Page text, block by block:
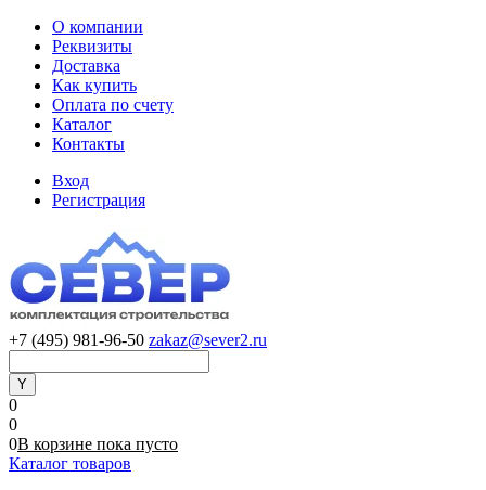
О компании
Реквизиты
Доставка
Как купить
Оплата по счету
Каталог
Контакты
Вход
Регистрация
+7 (495) 981-96-50 zakaz@sever2.ru
0
0
0В корзине пока пусто
Каталог товаров